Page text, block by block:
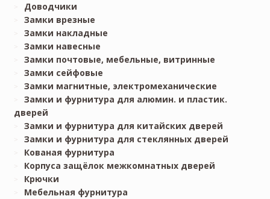
Доводчики
Замки врезные
Замки накладные
Замки навесные
Замки почтовые, мебельные, витринные
Замки сейфовые
Замки магнитные, электромеханические
Замки и фурнитура для алюмин. и пластик.
дверей
Замки и фурнитура для китайских дверей
Замки и фурнитура для стеклянных дверей
Кованая фурнитура
Корпуса защёлок межкомнатных дверей
Крючки
Мебельная фурнитура